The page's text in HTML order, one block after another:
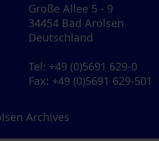
Große Allee 5 - 9
34454 Bad Arolsen
Deutschland
Tel: +49 (0)5691 629-0
Fax: +49 (0)5691 629-501
Archives